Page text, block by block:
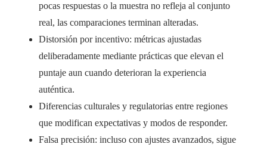
pocas respuestas o la muestra no refleja al conjunto
real, las comparaciones terminan alteradas.
Distorsión por incentivo: métricas ajustadas
deliberadamente mediante prácticas que elevan el
puntaje aun cuando deterioran la experiencia
auténtica.
Diferencias culturales y regulatorias entre regiones
que modifican expectativas y modos de responder.
Falsa precisión: incluso con ajustes avanzados, sigue